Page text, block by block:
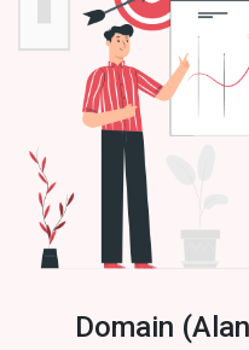
Domain